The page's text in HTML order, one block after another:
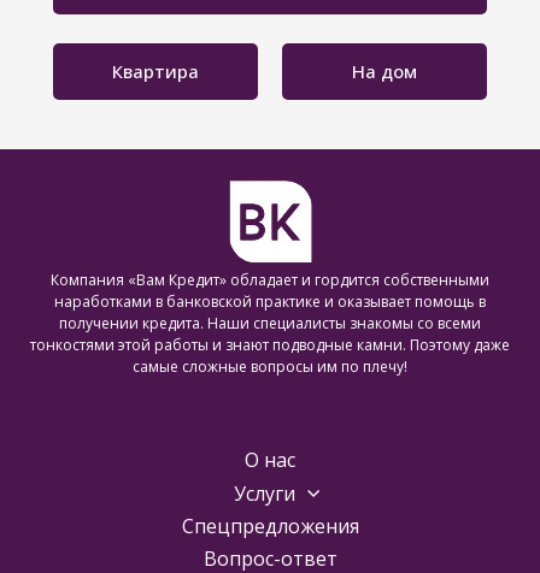
Квартира На дом
Компания «Вам Кредит» обладает и гордится собственными
наработками в банковской практике и оказывает помощь в
получении кредита. Наши специалисты знакомы со всеми
тонкостями этой работы и знают подводные камни. Поэтому даже
самые сложные вопросы им по плечу!
О нас
Услуги
Спецпредложения
Вопрос-ответ